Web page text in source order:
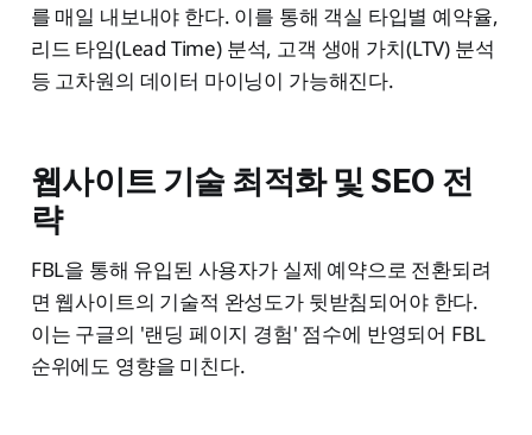
를 매일 내보내야 한다. 이를 통해 객실 타입별 예약율,
리드 타임(Lead Time) 분석, 고객 생애 가치(LTV) 분석
등 고차원의 데이터 마이닝이 가능해진다.
웹사이트 기술 최적화 및 SEO 전
략
FBL을 통해 유입된 사용자가 실제 예약으로 전환되려
면 웹사이트의 기술적 완성도가 뒷받침되어야 한다.
이는 구글의 '랜딩 페이지 경험' 점수에 반영되어 FBL
순위에도 영향을 미친다.